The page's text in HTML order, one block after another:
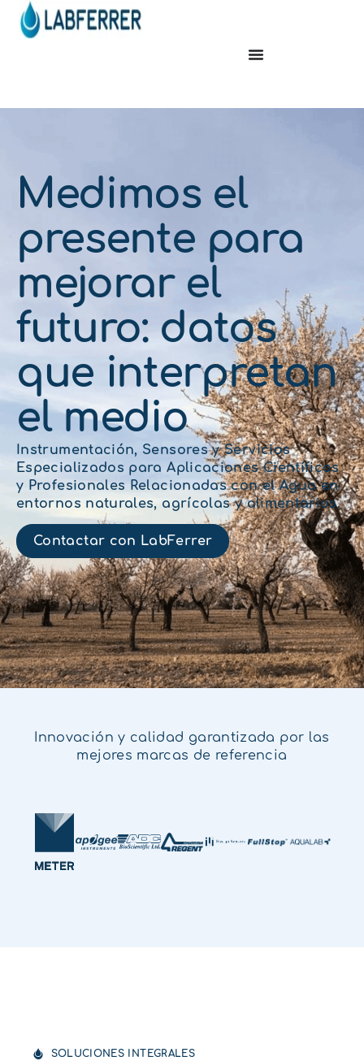
Medimos el
presente para
mejorar el
futuro: datos
que interpretan
el medio
Instrumentación, Sensores y Servicios
Especializados para Aplicaciones Científicas
y Profesionales Relacionadas con el Agua en
entornos naturales, agrícolas y alimentarios.
Contactar con LabFerrer
Innovación y calidad garantizada por las
mejores marcas de referencia
SOLUCIONES INTEGRALES